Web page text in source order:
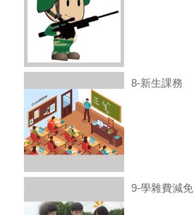
8-新生課務
9-學雜費減免